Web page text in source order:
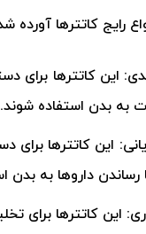
رایج کاتترها
این کاتترها برای
به بدن استفاده شوند.
این کاتترها
داروها به بدن
این کاتترها برای